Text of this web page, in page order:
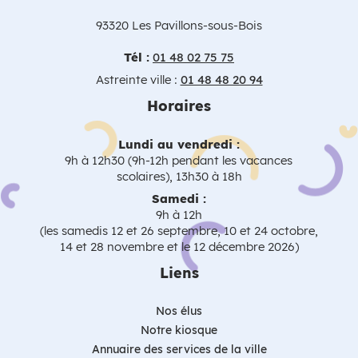
93320 Les Pavillons-sous-Bois
Tél : 01 48 02 75 75
Astreinte ville : 01 48 48 20 94
Horaires
Lundi au vendredi :
9h à 12h30 (9h-12h pendant les vacances
scolaires), 13h30 à 18h
Samedi :
9h à 12h
(les samedis 12 et 26 septembre, 10 et 24 octobre,
14 et 28 novembre et le 12 décembre 2026)
Liens
Nos élus
Notre kiosque
Annuaire des services de la ville